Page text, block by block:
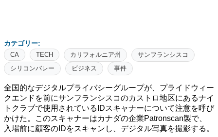
カテゴリー:
CA TECH カリフォルニア州
サンフランシスコ
シリコンバレー
ビジネス 事件
全国的なデジタルプライバシーグループが、プライドウィー
クエンドを前にサンフランシスコのカストロ地区にあるナイ
トクラブで使用されているIDスキャナーについて注意を呼び
かけた。このスキャナーはカナダの企業Patronscan製で、
入場前に顧客のIDをスキャンし、デジタル写真を撮影する。